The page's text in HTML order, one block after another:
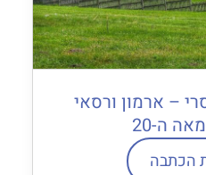
– ארמון ורסאי
ה-20
הכתבה